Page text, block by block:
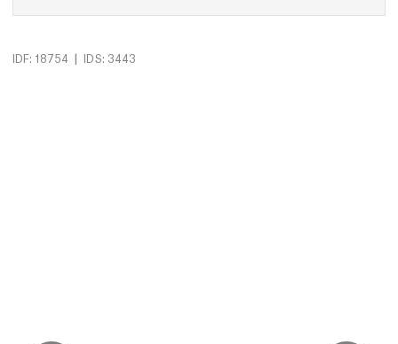
IDF: 18754 | IDS: 3443